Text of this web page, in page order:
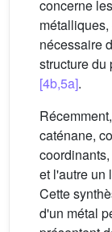
concerne
nécessaire
structure du
[4b,5a].
caténane,
et l'autre un
Cette
d'un métal